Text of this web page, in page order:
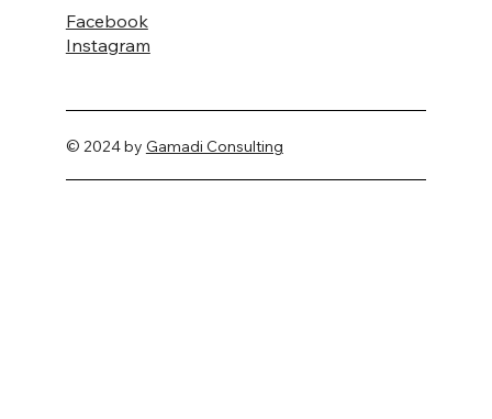
© 2024 by Gamadi Consulting
Facebook
Instagram